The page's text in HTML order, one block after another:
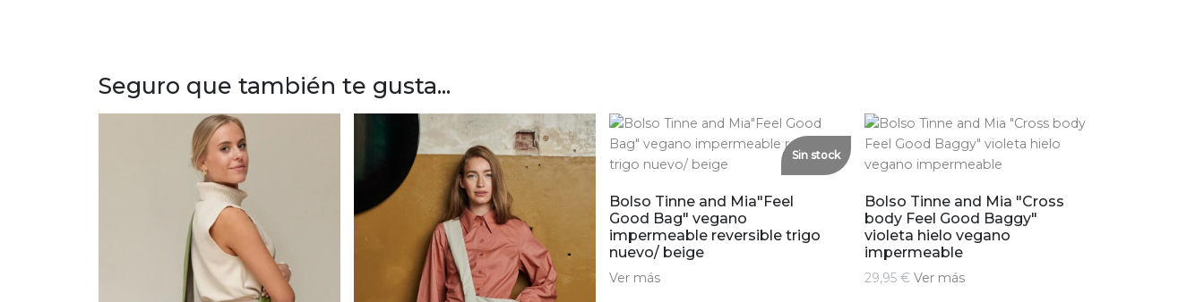
Seguro que también te gusta...
Sin stock
Bolso Tinne and Mia"Feel
Good Bag" vegano
impermeable reversible trigo
nuevo/ beige
Ver más
Bolso Tinne and Mia "Cross
body Feel Good Baggy"
violeta hielo vegano
impermeable
29,95 € Ver más